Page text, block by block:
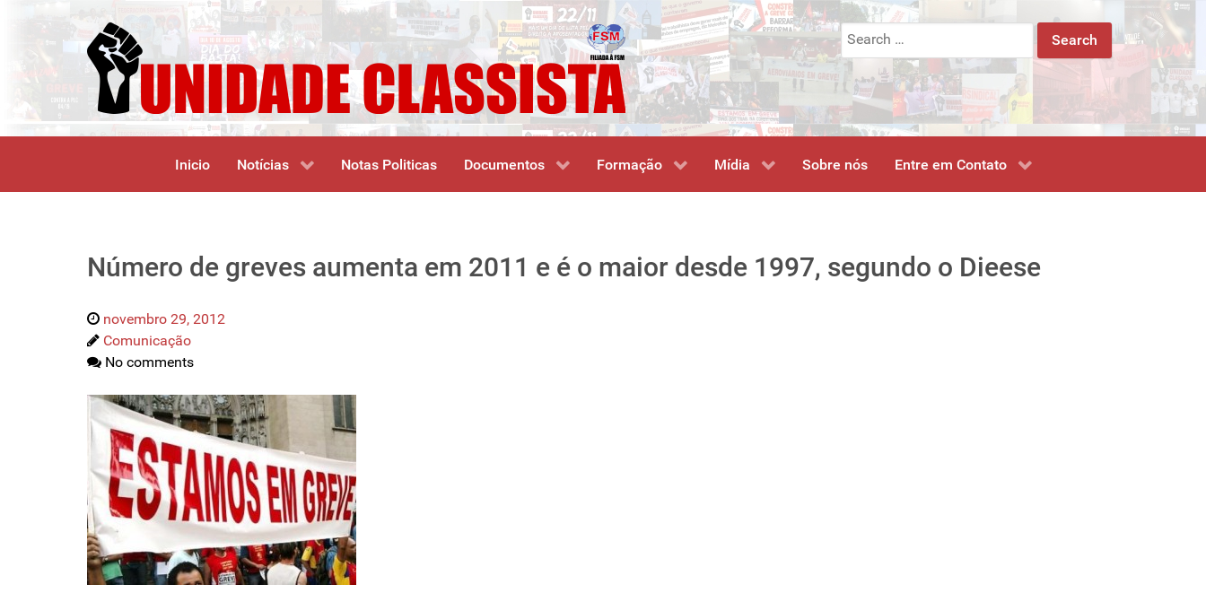
Search
for:
Inicio Notícias Notas Politicas Documentos Formação Mídia Sobre nós Entre em Contato
Número de greves aumenta em 2011 e é o maior desde 1997, segundo o Dieese
novembro 29, 2012
Comunicação
No comments